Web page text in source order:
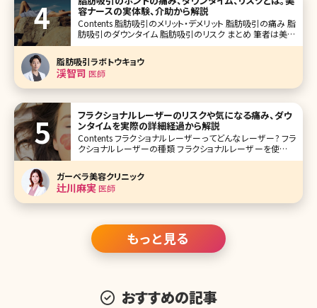
容ナースの実体験、介助から解説
Contents 脂肪吸引のメリット・デメリット 脂肪吸引の痛み 脂
肪吸引のダウンタイム 脂肪吸引のリスク まとめ 筆者は美容
クリニックに勤務してから、様々な美容医療による治療を行
膚治療やスキンケ
脂肪吸引ラボトウキョウ
渓智司 医師
フラクショナルレーザーのリスクや気になる痛み、ダウ
ンタイムを実際の詳細経過から解説
Contents フラクショナルレーザーってどんなレーザー? フラ
クショナルレーザーの種類 フラクショナルレーザーを使用す
る治療 ニキビ跡、傷跡の治療とフラクショナルレーザー フラ
中の痛み フラクショナルレーザーのダウンタイム
ガーベラ美容クリニック
辻川麻実医師
もっと見る
おすすめの記事